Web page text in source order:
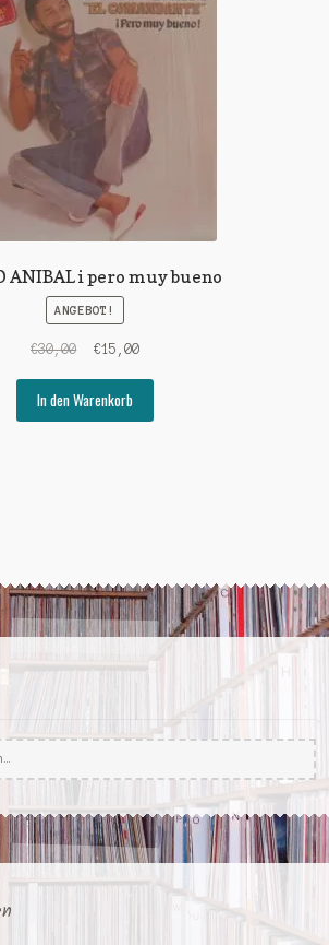
ANIBAL i pero muy bueno
ANGEBOT!
€30,00
Ursprünglicher
war:
€30,00
€15,00Aktueller
€15,00.
In den Warenkorb